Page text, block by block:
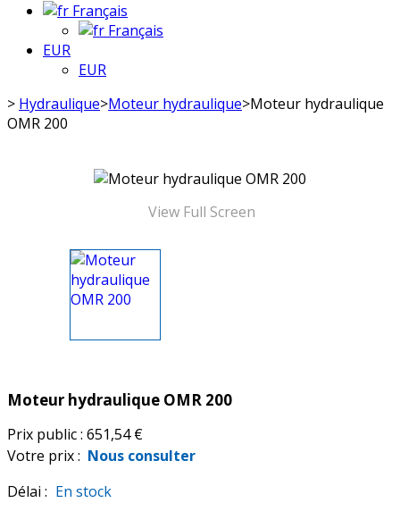
Français
Français
EUR
EUR
> Hydraulique>Moteur hydraulique>Moteur hydraulique
OMR 200
View Full Screen
Moteur hydraulique OMR 200
Prix public : 651,54 €
Votre prix : Nous consulter
Délai : En stock